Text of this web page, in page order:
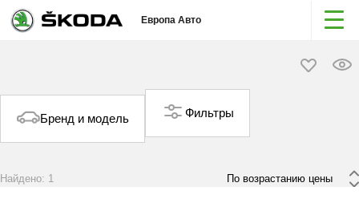
Европа Авто
Бренд и модель Фильтры
Найдено: 1